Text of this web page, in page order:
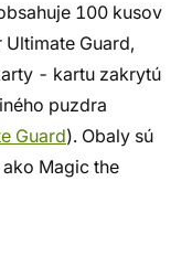
100 kusov
Guard,
- kartu zakrytú
puzdra
Guard). Obaly sú
Magic the